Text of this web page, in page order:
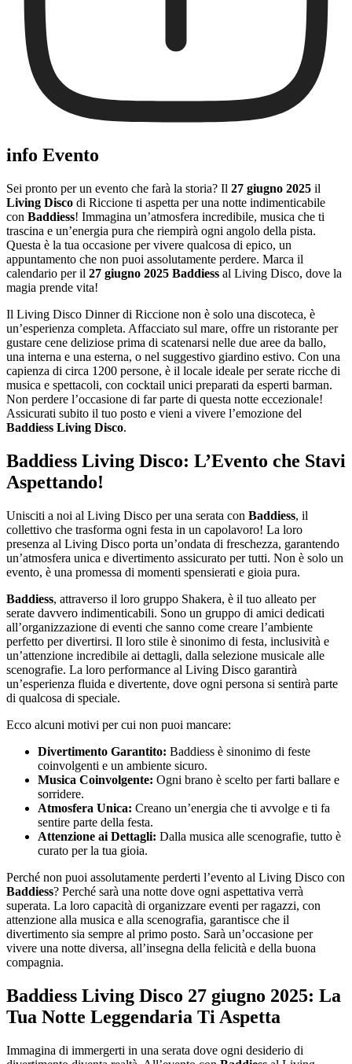
info Evento
Sei pronto per un evento che farà la storia? Il 27 giugno 2025 il
Living Disco di Riccione ti aspetta per una notte indimenticabile
con Baddiess! Immagina un’atmosfera incredibile, musica che ti
trascina e un’energia pura che riempirà ogni angolo della pista.
Questa è la tua occasione per vivere qualcosa di epico, un
appuntamento che non puoi assolutamente perdere. Marca il
calendario per il 27 giugno 2025 Baddiess al Living Disco, dove la
magia prende vita!
Il Living Disco Dinner di Riccione non è solo una discoteca, è
un’esperienza completa. Affacciato sul mare, offre un ristorante per
gustare cene deliziose prima di scatenarsi nelle due aree da ballo,
una interna e una esterna, o nel suggestivo giardino estivo. Con una
capienza di circa 1200 persone, è il locale ideale per serate ricche di
musica e spettacoli, con cocktail unici preparati da esperti barman.
Non perdere l’occasione di far parte di questa notte eccezionale!
Assicurati subito il tuo posto e vieni a vivere l’emozione del
Baddiess Living Disco.
Baddiess Living Disco: L’Evento che Stavi
Aspettando!
Unisciti a noi al Living Disco per una serata con Baddiess, il
collettivo che trasforma ogni festa in un capolavoro! La loro
presenza al Living Disco porta un’ondata di freschezza, garantendo
un’atmosfera unica e divertimento assicurato per tutti. Non è solo un
evento, è una promessa di momenti spensierati e gioia pura.
Baddiess, attraverso il loro gruppo Shakera, è il tuo alleato per
serate davvero indimenticabili. Sono un gruppo di amici dedicati
all’organizzazione di eventi che sanno come creare l’ambiente
perfetto per divertirsi. Il loro stile è sinonimo di festa, inclusività e
un’attenzione incredibile ai dettagli, dalla selezione musicale alle
scenografie. La loro performance al Living Disco garantirà
un’esperienza fluida e divertente, dove ogni persona si sentirà parte
di qualcosa di speciale.
Ecco alcuni motivi per cui non puoi mancare:
Divertimento Garantito: Baddiess è sinonimo di feste
coinvolgenti e un ambiente sicuro.
Musica Coinvolgente: Ogni brano è scelto per farti ballare e
sorridere.
Atmosfera Unica: Creano un’energia che ti avvolge e ti fa
sentire parte della festa.
Attenzione ai Dettagli: Dalla musica alle scenografie, tutto è
curato per la tua gioia.
Perché non puoi assolutamente perderti l’evento al Living Disco con
Baddiess? Perché sarà una notte dove ogni aspettativa verrà
superata. La loro capacità di organizzare eventi per ragazzi, con
attenzione alla musica e alla scenografia, garantisce che il
divertimento sia sempre al primo posto. Sarà un’occasione per
vivere una notte diversa, all’insegna della felicità e della buona
compagnia.
Baddiess Living Disco 27 giugno 2025: La
Tua Notte Leggendaria Ti Aspetta
Immagina di immergerti in una serata dove ogni desiderio di